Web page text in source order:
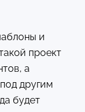
и
проект
а
другим
будет